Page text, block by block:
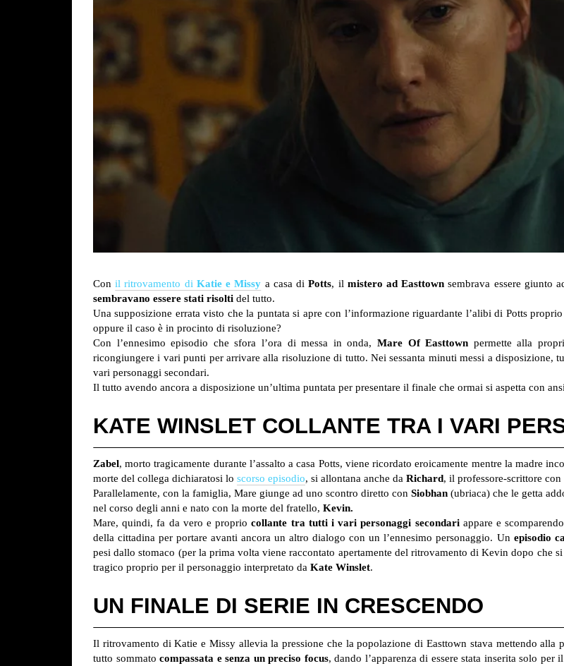
Conil ritrovamento di Katie e Missy a casa di Potts, il mistero ad Easttown sembrava essere giunto
sembravano essere stati risolti del tutto.
Una supposizione errata visto che la puntata si apre con l’informazione riguardante l’alibi di Potts
oppure il caso è in procinto di risoluzione?
Con l’ennesimo episodio che sfora l’ora di messa in onda, Mare Of Easttown permette alla
ricongiungere i vari punti per arrivare alla risoluzione di tutto. Nei sessanta minuti messi a disposizione,
vari personaggi secondari.
Il tutto avendo ancora a disposizione un’ultima puntata per presentare il finale che ormai si aspetta con
KATE WINSLET COLLANTE TRA I VARI
Zabel, morto tragicamente durante l’assalto a casa Potts, viene ricordato eroicamente mentre la madre
morte del collega dichiaratosi lo scorso episodio, si allontana anche da Richard, il professore-scrittore
Parallelamente, con la famiglia, Mare giunge ad uno scontro diretto con Siobhan (ubriaca) che le getta
nel corso degli anni e nato con la morte del fratello, Kevin.
Mare, quindi, fa da vero e propriocollante tra tutti i vari personaggi secondariappare e
della cittadina per portare avanti ancora un altro dialogo con un l’ennesimo personaggio. Un episodio
pesi dallo stomaco (per la prima volta viene raccontato apertamente del ritrovamento di Kevin dopo che
tragico proprio per il personaggio interpretato da Kate Winslet.
UN FINALE DI SERIE IN CRESCENDO
Il ritrovamento di Katie e Missy allevia la pressione che la popolazione di Easttown stava mettendo alla
tutto sommato compassata e senza un preciso focus, dando l’apparenza di essere stata inserita solo